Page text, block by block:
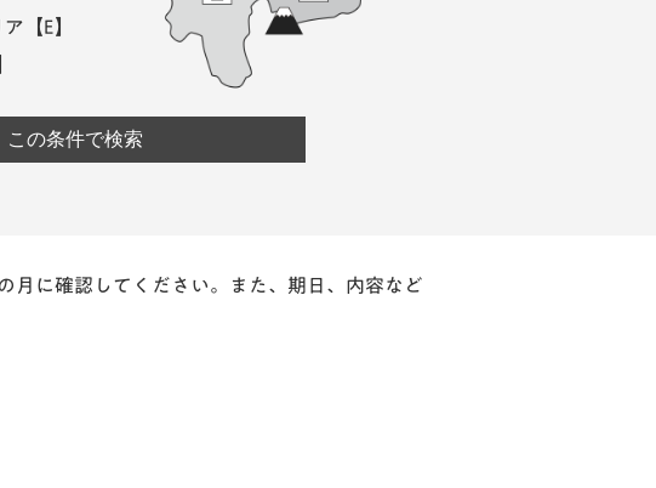
ア 【E】
月に確認してください。また、期日、内容など